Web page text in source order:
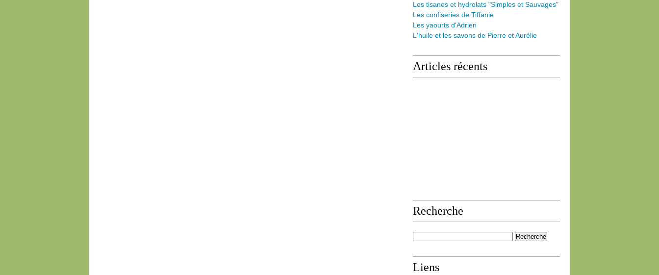
Les tisanes et hydrolats "Simples et Sauvages"
Les confiseries de Tiffanie
Les yaourts d'Adrien
L'huile et les savons de Pierre et Aurélie
Articles récents
Recherche
Liens